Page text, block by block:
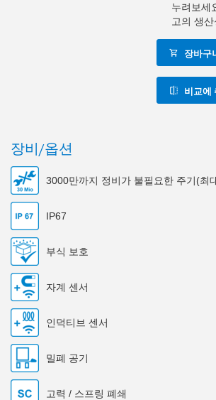
누려보세
고의 생
장바구
비교에
장비/옵션
3000만까지 정비가 불필요한 주기(최
IP67
부식 보호
자계 센서
인덕티브 센서
밀폐 공기
고력 / 스프링 폐쇄